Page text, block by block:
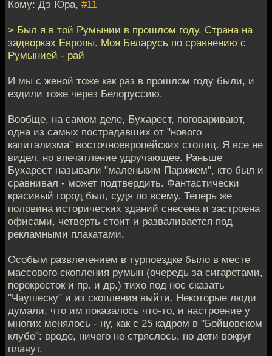
Кому: Дэ Юра, #11
> Был я в той Румынии в прошлом году. Страна на
задворках Европы. Моя Беларусь по сравнению с
Румынией - рай
И мы с женой тоже как раз в прошлом году были, и
ездили тоже через Белоруссию.
Вообще, на самом деле, Бухарест, поговаривают,
одна из самых пострадавших от "нового
капитализма" восточноевропейских столиц. Я все не
видел, но впечатление удручающее. Раньше
Бухарест называли "маленьким Парижем", кто был и
сравнивал - может подтвердить. Фантастически
красивый город был, судя по всему. Теперь же
половина исторических зданий снесена и застроена
офисами, четверть стоит и разваливается под
рекламными плакатами.
Особым развлечением в турпоездке было в месте
массового скопления румын (очередь за сигаретами,
перекресток и пр. и др.) тихо под нос сказать
"Чаушеску" и из скопления выйти. Некоторые люди
думали, что им показалось что-то, и настроение у
многих менялось - ну, как с 25 кадром в "Бойцовском
клубе": вроде, ничего не стряслось, но дети вокруг
плачут.